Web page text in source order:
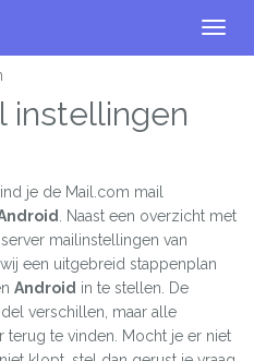
instellingen
je de Mail.com mail
. Naast een overzicht met
mailinstellingen van
een uitgebreid stappenplan
Android in te stellen. De
verschillen, maar alle
te vinden. Mocht je er niet